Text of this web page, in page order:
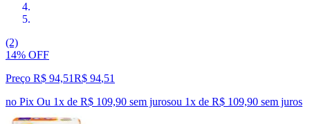
(2)
14% OFF
Preço R$ 94,51R$ 94,51
no Pix Ou 1x de R$ 109,90 sem jurosou 1x de R$ 109,90 sem juros